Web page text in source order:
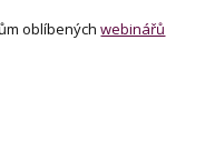
oblíbenýchwebinářů